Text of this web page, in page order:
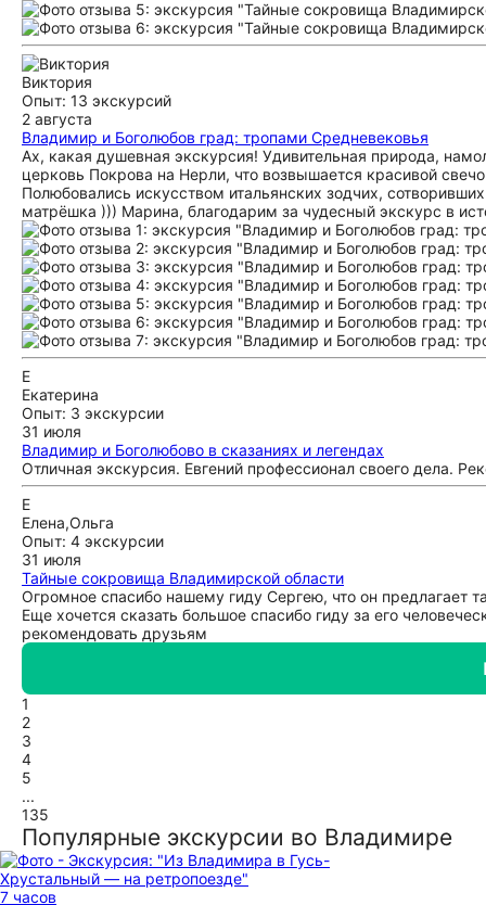
Виктория
Опыт: 13 экскурсий
2 августа
Владимир и Боголюбов град: тропами Средневековья
Ах, какая душевная экскурсия! Удивительная природа,
церковь Покрова на Нерли, что возвышается красивой
Полюбовались искусством итальянских зодчих,
матрёшка ))) Марина, благодарим за чудесный экскурс в
Е
Екатерина
Опыт: 3 экскурсии
31 июля
Владимир и Боголюбово в сказаниях и легендах
Отличная экскурсия. Евгений профессионал своего дела.
Е
Елена,Ольга
Опыт: 4 экскурсии
31 июля
Тайные сокровища Владимирской области
Огромное спасибо нашему гиду Сергею, что он предлагает
Еще хочется сказать большое спасибо гиду за его
рекомендовать друзьям
1
2
3
4
5
...
135
Популярные экскурсии во Владимире
7 часов